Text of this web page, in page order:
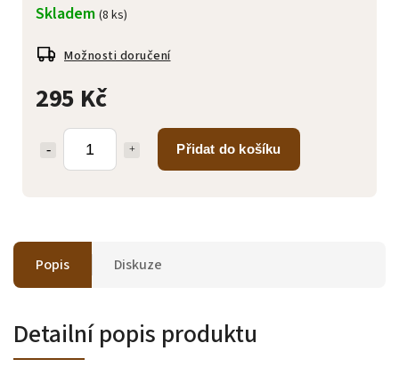
295 Kč
Přidat do košíku
Skladem (8 ks)
Možnosti doručení
Popis Diskuze
Detailní popis produktu